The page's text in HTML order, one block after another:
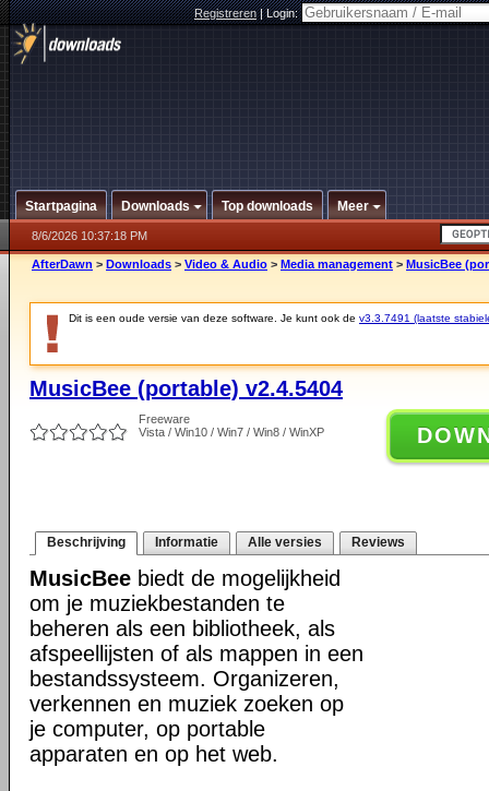
Registreren|Login:
Startpagina Downloads Top downloads Meer
8/6/2026 10:37:18 PM
AfterDawn > Downloads > Video & Audio > Media management > MusicBee
Dit is een oude versie van deze software. Je kunt ook de v3.3.7491 (laatste
MusicBee (portable) v2.4.5404
Freeware
Vista / Win10 / Win7 / Win8 / WinXP
Beschrijving Informatie Alle versies Reviews
MusicBee biedt de mogelijkheid
om je muziekbestanden te
beheren als een bibliotheek, als
afspeellijsten of als mappen in een
bestandssysteem. Organizeren,
verkennen en muziek zoeken op
je computer, op portable
apparaten en op het web.